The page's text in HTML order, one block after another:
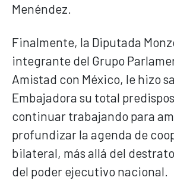
Menéndez.
Finalmente, la Diputada
integrante del Grupo
Amistad con México, le hizo
Embajadora su total
continuar trabajando para
profundizar la agenda de
bilateral, más allá del
del poder ejecutivo nacional.